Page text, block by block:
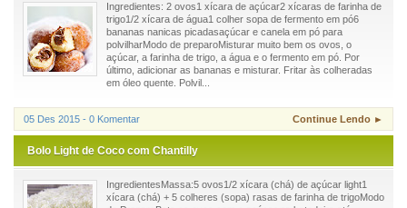
Ingredientes: 2 ovos1 xícara de açúcar2 xícaras de farinha de
trigo1/2 xícara de água1 colher sopa de fermento em pó6
bananas nanicas picadasaçúcar e canela em pó para
polvilharModo de preparoMisturar muito bem os ovos, o
açúcar, a farinha de trigo, a água e o fermento em pó. Por
último, adicionar as bananas e misturar. Fritar às colheradas
em óleo quente. Polvil...
05 Des 2015 - 0 Komentar Continue Lendo ►
Bolo Light de Coco com Chantilly
IngredientesMassa:5 ovos1/2 xícara (chá) de açúcar light1
xícara (chá) + 5 colheres (sopa) rasas de farinha de trigoModo